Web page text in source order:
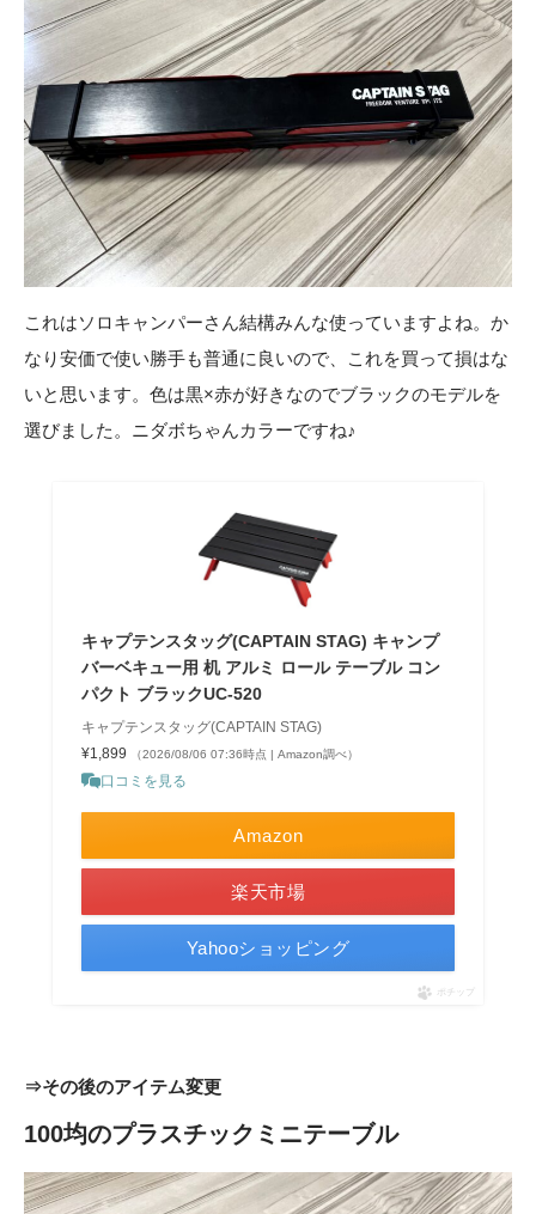
これはソロキャンパーさん結構みんな使っていますよね。か
なり安価で使い勝手も普通に良いので、これを買って損はな
いと思います。色は黒×赤が好きなのでブラックのモデルを
選びました。ニダボちゃんカラーですね♪
キャプテンスタッグ(CAPTAIN STAG) キャンプ
バーベキュー用 机 アルミ ロール テーブル コン
パクト ブラックUC-520
キャプテンスタッグ(CAPTAIN STAG)
¥1,899
（2026/08/06 07:36時点 | Amazon調べ）
口コミを見る
Amazon
楽天市場
Yahooショッピング
ポチップ
⇒その後のアイテム変更
100均のプラスチックミニテーブル